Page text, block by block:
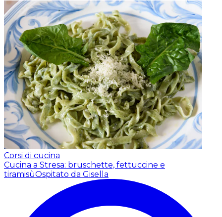
Corsi di cucina
Cucina a Stresa: bruschette, fettuccine e
tiramisùOspitato da Gisella